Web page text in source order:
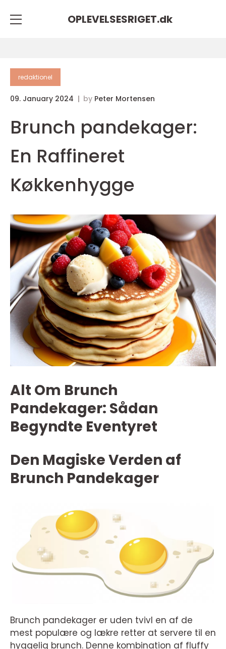
OPLEVELSESRIGET.dk
redaktionel
09. January 2024 by Peter Mortensen
Brunch pandekager:
En Raffineret
Køkkenhygge
Alt Om Brunch
Pandekager: Sådan
Begyndte Eventyret
Den Magiske Verden af
Brunch Pandekager
Brunch pandekager er uden tvivl en af de
mest populære og lækre retter at servere til en
hyggelig brunch. Denne kombination af fluffy